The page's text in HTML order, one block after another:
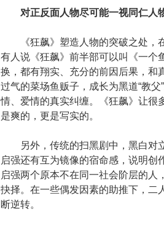
对正反面人物尽可能一视同仁人
《狂飙》塑造人物的突破之处，在
有人说《狂飙》前半部可以叫《一个
换，都有翔实、充分的前因后果，和
过气的菜场鱼贩子，成长为黑道“教
情、爱情的真实纠缠。《狂飙》让很
是爽的，更是写实的。
另外，传统的扫黑剧中，黑白对
启强还有互为镜像的宿命感，说明
启强两个原本不在同一社会阶层的
抉择。在一些偶发因素的助推下，二
断逆转。